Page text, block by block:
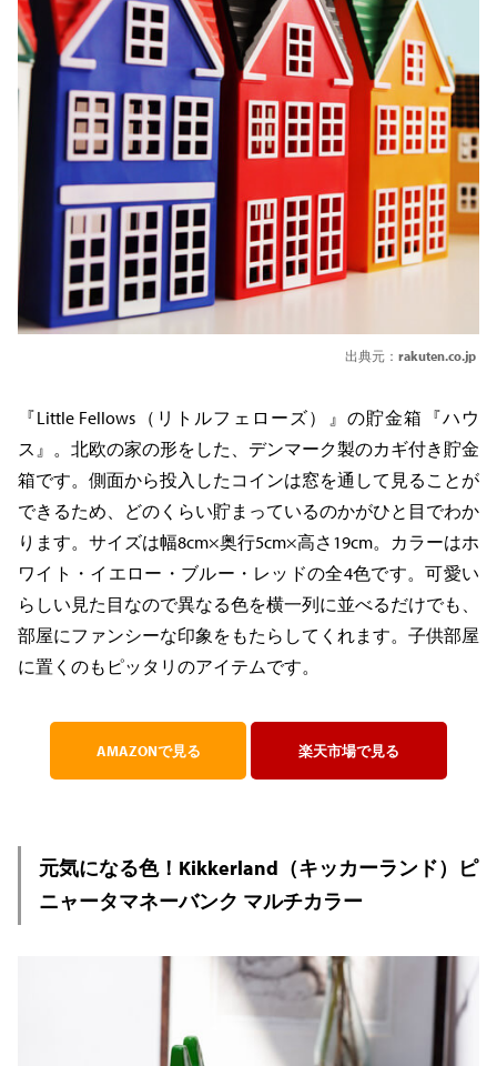
出典元： rakuten.co.jp
『Little Fellows（リトルフェローズ）』の貯金箱『ハウ
ス』。北欧の家の形をした、デンマーク製のカギ付き貯金
箱です。側面から投入したコインは窓を通して見ることが
できるため、どのくらい貯まっているのかがひと目でわか
ります。サイズは幅8cm×奥行5cm×高さ19cm。カラーはホ
ワイト・イエロー・ブルー・レッドの全4色です。可愛い
らしい見た目なので異なる色を横一列に並べるだけでも、
部屋にファンシーな印象をもたらしてくれます。子供部屋
に置くのもピッタリのアイテムです。
AMAZONで見る 楽天市場で見る
元気になる色！Kikkerland（キッカーランド）ピ
ニャータマネーバンク マルチカラー